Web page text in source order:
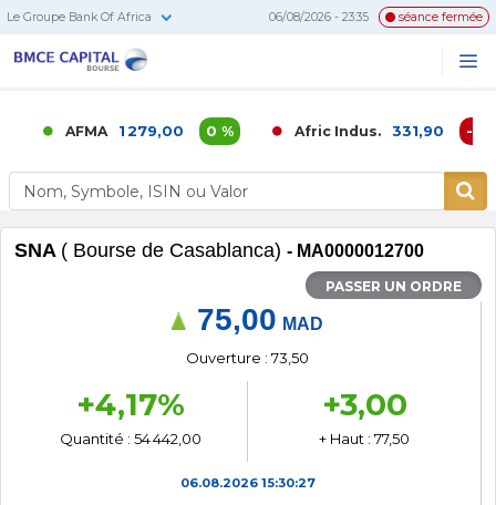
Le Groupe Bank Of Africa 06/08/2026 - 23:35 séance fermée
AFMA 1 279,00 0 % Afric Indus. 331,90 -0,02
SNA ( Bourse de Casablanca) - MA0000012700
PASSER UN ORDRE
75,00 MAD
Ouverture : 73,50
+4,17%
Quantité : 54 442,00
+3,00
+ Haut : 77,50
06.08.2026 15:30:27